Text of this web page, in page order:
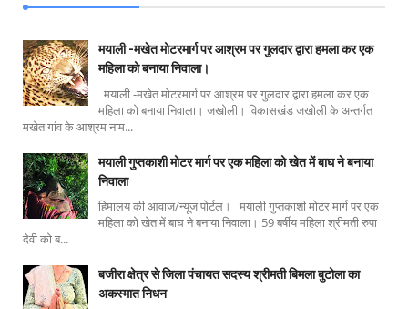
मयाली -मखेत मोटरमार्ग पर आश्रम पर गुलदार द्वारा हमला कर एक
महिला को बनाया निवाला।
मयाली -मखेत मोटरमार्ग पर आश्रम पर गुलदार द्वारा हमला कर एक
महिला को बनाया निवाला। जखोली। विकासखंड जखोली के अन्तर्गत
मखेत गांव के आश्रम नाम...
मयाली गुप्तकाशी मोटर मार्ग पर एक महिला को खेत में बाघ ने बनाया
निवाला
हिमालय की आवाज/न्यूज पोर्टल। मयाली गुप्तकाशी मोटर मार्ग पर एक
महिला को खेत में बाघ ने बनाया निवाला। 59 बर्षीय महिला श्रीमती रुपा
देवी को ब...
बजीरा क्षेत्र से जिला पंचायत सदस्य श्रीमती बिमला बुटोला का
अकस्मात निधन